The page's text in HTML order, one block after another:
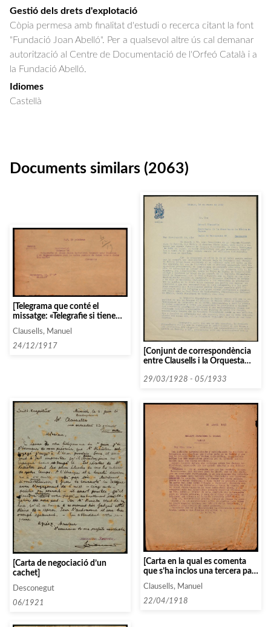
Gestió dels drets d'explotació
Còpia permesa amb finalitat d'estudi o recerca citant la font
"Fundació Joan Abelló". Per a qualsevol altre ús cal demanar
autorització al Centre de Documentació de l'Orfeó Català i a
la Fundació Abelló.
Idiomes
Castellà
Documents similars (2063)
[Telegrama que conté el
missatge: «Telegrafie si tiene
fecha definitiva febrero trio
femenino y si de convenirnos
para lo antes posible de Enero
Clausells, Manuel
24/12/1917
[Conjunt de correspondència
entre Clausells i la Orquesta
29/03/1928 - 05/1933
[Carta de negociació d’un
cachet]
Desconegut
06/1921
[Carta en la qual es comenta
que s’ha inclos una tercera part
obres de Liszt que no agrada i
volen suprimir aquesta tercera
Clausells, Manuel
22/04/1918